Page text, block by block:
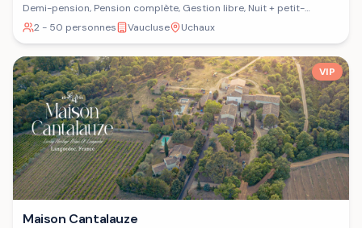
Demi-pension, Pension complète, Gestion libre, Nuit + petit-
déjeuner
2 - 50 personnes Vaucluse Uchaux
VIP
Maison Cantalauze